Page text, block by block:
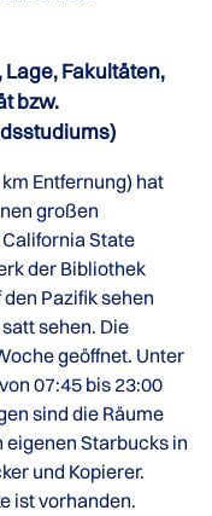
Lage, Fakultäten,
bzw.
Entfernung) hat
großen
State
der Bibliothek
Pazifik sehen
sehen. Die
geöffnet. Unter
07:45 bis 23:00
sind die Räume
eigenen Starbucks in
und Kopierer.
ist vorhanden.